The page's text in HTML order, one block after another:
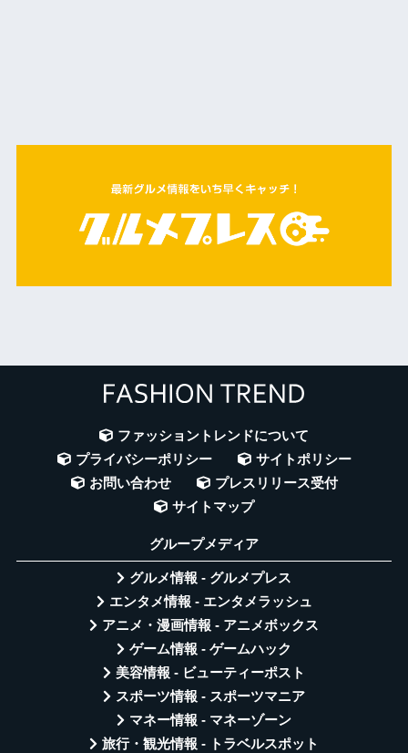
ファッショントレンドについて
プライバシーポリシー
サイトポリシー
お問い合わせ
プレスリリース受付
サイトマップ
グループメディア
グルメ情報 - グルメプレス
エンタメ情報 - エンタメラッシュ
アニメ・漫画情報 - アニメボックス
ゲーム情報 - ゲームハック
美容情報 - ビューティーポスト
スポーツ情報 - スポーツマニア
マネー情報 - マネーゾーン
旅行・観光情報 - トラベルスポット